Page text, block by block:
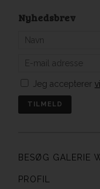
Nyhedsbrev
Jeg accepterer
BESØG GALERIE
PROFIL